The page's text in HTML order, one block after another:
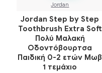
Jordan
Jordan Step by Step
Toothbrush Extra Soft
Πολύ Μαλακή
Οδοντόβουρτσα
Παιδική 0-2 ετών Μωβ
1 τεμάχιο